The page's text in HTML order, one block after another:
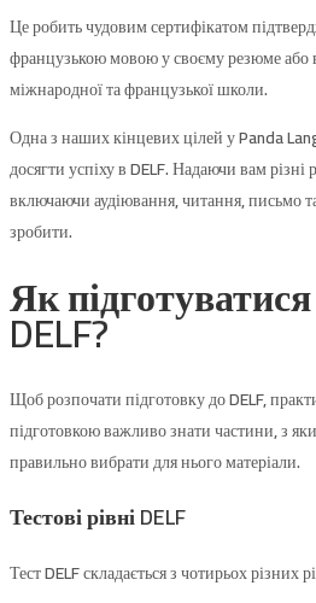
Це робить чудовим сертифікатом
французькою мовою у своєму резюме або
міжнародної та французької школи.
Одна з наших кінцевих цілей у Panda
досягти успіху в DELF. Надаючи вам
включаючи аудіювання, читання, письмо
зробити.
Як
DELF?
Щоб розпочати підготовку до DELF,
підготовкою важливо знати частини, з
правильно вибрати для нього матеріали.
Тестові рівні DELF
Тест DELF складається з чотирьох різних